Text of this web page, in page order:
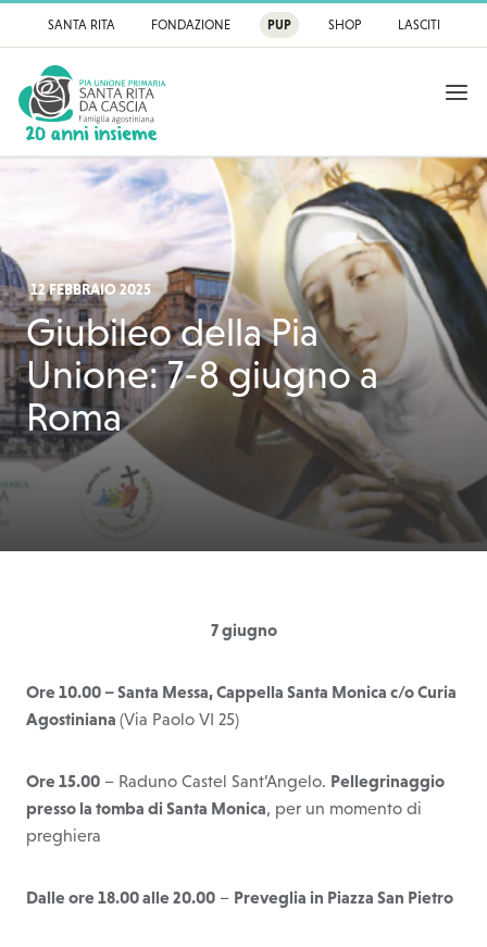
Pia Unione Primaria
SANTA RITA FONDAZIONE PUP SHOP LASCITI
APRI
12 FEBBRAIO 2025
Giubileo della Pia
Unione: 7-8 giugno a
Roma
7 giugno
Ore 10.00 – Santa Messa, Cappella Santa Monica c/o Curia
Agostiniana (Via Paolo VI 25)
Ore 15.00 – Raduno Castel Sant’Angelo. Pellegrinaggio
presso la tomba di Santa Monica, per un momento di
preghiera
Dalle ore 18.00 alle 20.00 – Preveglia in Piazza San Pietro